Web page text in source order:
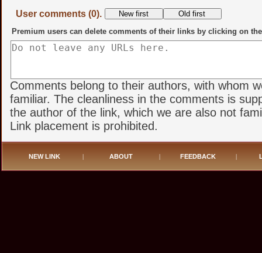
User comments (0).
Premium users can delete comments of their links by clicking on
Comments belong to their authors, with whom
familiar. The cleanliness in the comments is
the author of the link, which we are also not
Link placement is prohibited.
NEW LINK ABOUT FEEDBACK